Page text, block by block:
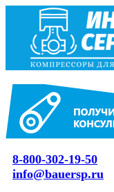
8-800-302-19-50
info@bauersp.ru